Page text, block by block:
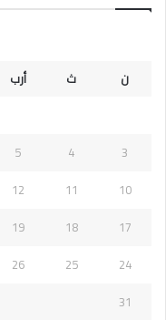
ن
ث أرب
3
4
5
10
11
12
17
18
19
24
25
26
31